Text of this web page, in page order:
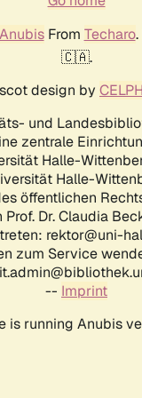
AnubisFrom Techaro
🇨🇦.
design by
und
zentrale
Halle-
Halle-
öffentlichen
Dr. Claudia
rektor@uni-
zum Service
-- Imprint
is running Anubis